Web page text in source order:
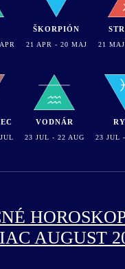
ŠKORPIÓN
21 APR - 20 MAJ 21
VODNÁR
23 JUL - 22 AUG 23 JUL
AUGUST